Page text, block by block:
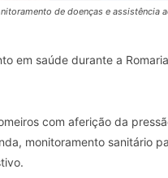
de doenças e
em saúde durante a
com aferição da
monitoramento sanitário